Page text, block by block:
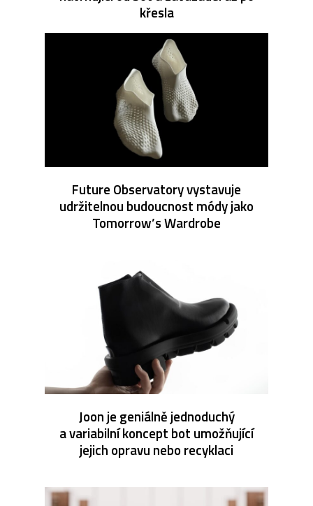
křesla
Future Observatory vystavuje
udržitelnou budoucnost módy jako
Tomorrow’s Wardrobe
Joon je geniálně jednoduchý
a variabilní koncept bot umožňující
jejich opravu nebo recyklaci